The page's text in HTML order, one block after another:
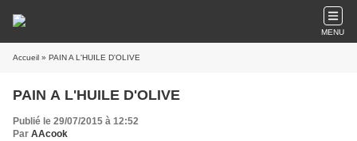
MENU
Accueil » PAIN A L'HUILE D'OLIVE
PAIN A L'HUILE D'OLIVE
Publié le 29/07/2015 à 12:52
Par AAcook